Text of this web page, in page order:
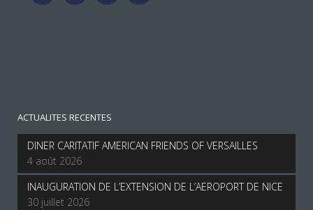
ACTUALITES RECENTES
DINER CARITATIF AMERICAN FRIENDS OF VERSAILLES
4 août 2026
INAUGURATION DE L’EXTENSION DE L’AEROPORT DE NICE
30 juillet 2026